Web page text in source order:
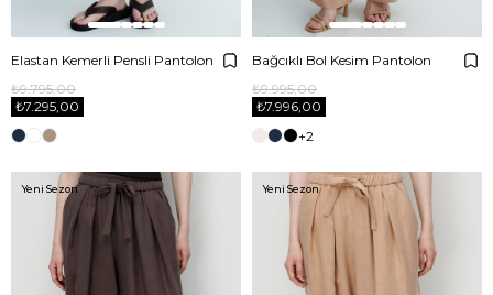
Elastan Kemerli Pensli Pantolon
₺7.295,00
₺9.795,00
Bağcıklı Bol Kesim Pantolon
₺7.996,00
₺9.995,00
+2
Yeni Sezon Yeni Sezon